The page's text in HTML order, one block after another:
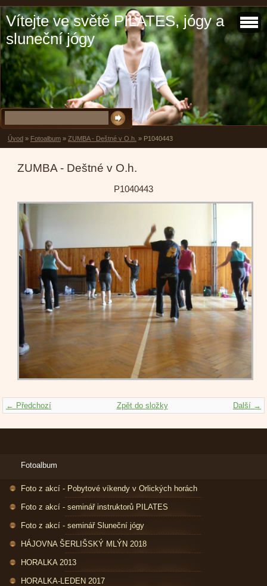
Vítejte ve světě PILATES, jógy a
sluneční jógy
Úvod » Fotoalbum » ZUMBA - Deštné v O.h. » P1040443
ZUMBA - Deštné v O.h.
P1040443
← Předchozí Další →
Zpět do složky
Fotoalbum
Foto z akcí - Pobytové víkendy v Orlických horách
Foto z akcí - seminář instruktorů PILATES
Foto z akcí - seminář Sluneční jógy
HÁJOVNA ŠERLIŠSKÝ MLÝN 2018
HORALKA 2013
HORALKA-LEDEN 2017